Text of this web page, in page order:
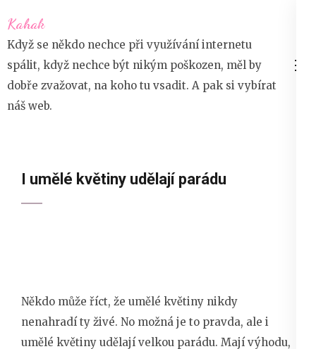
na
obsah
(stiskněte
Enter)
Kahak
Když se někdo nechce při využívání internetu
spálit, když nechce být nikým poškozen, měl by
dobře zvažovat, na koho tu vsadit. A pak si vybírat
náš web.
I umělé květiny udělají parádu
Někdo může říct, že umělé květiny nikdy
nenahradí ty živé. No možná je to pravda, ale i
umělé květiny udělají velkou parádu. Mají výhodu,